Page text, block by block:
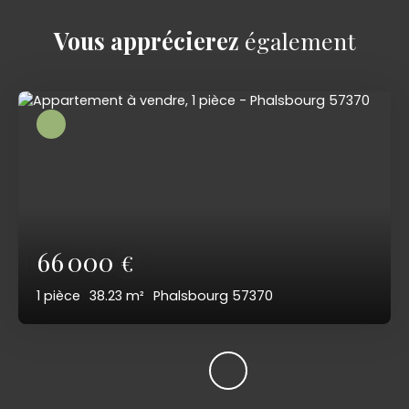
Vous apprécierez également
66 000 €
1 pièce 38.23 m² Phalsbourg 57370